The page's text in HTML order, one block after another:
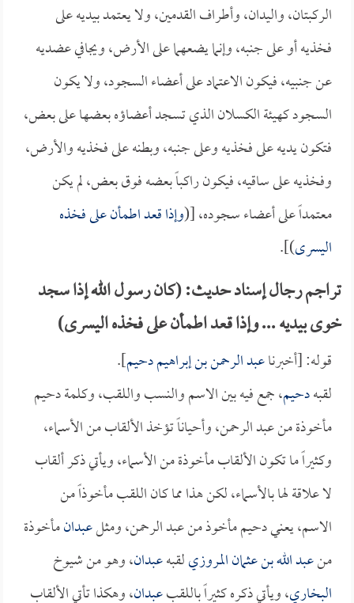
الركبتان، واليدان، وأطراف القدمين، ولا يعتمد بيديه على
فخذيه أو على جنبه، وإنما يضعهما على الأرض، ويجافي عضديه
عن جنبيه، فيكون الاعتماد على أعضاء السجود، ولا يكون
السجود كهيئة الكسلان الذي تسجد أعضاؤه بعضها على بعض،
فتكون يديه على فخذيه وعلى جنبه، وبطنه على فخذيه والأرض،
وفخذيه على ساقيه، فيكون راكباً بعضه فوق بعض، لم يكن
معتمداً على أعضاء سجوده، [(وإذا قعد اطمأن على فخذه
اليسرى)].
تراجم رجال إسناد حديث: (كان رسول الله إذا سجد
خوى بيديه ... وإذا قعد اطمأن على فخذه اليسرى)
قوله: [أخبرناعبد الرحمن بن إبراهيم دحيم].
لقبهدحيم، جمع فيه بين الاسم والنسب واللقب، وكلمة دحيم
مأخوذة من عبد الرحمن، وأحياناً تؤخذ الألقاب من الأسماء،
وكثيراً ما تكون الألقاب مأخوذة من الأسماء، ويأتي ذكر ألقاب
لا علاقة لها بالأسماء، لكن هذا مما كان اللقب مأخوذاً من
الاسم، يعني دحيم مأخوذ من عبد الرحمن، ومثلعبدانمأخوذة
منعبد الله بن عثمان المروزيلقبهعبدان، وهو من شيوخ
البخاري، ويأتي ذكره كثيراً باللقبعبدان، وهكذا تأتي الألقاب